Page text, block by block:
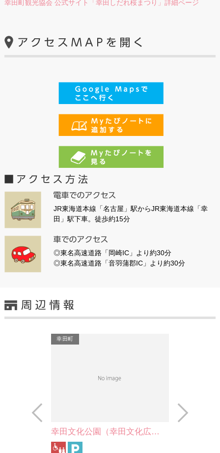
幸田町観光協会 公式サイト「幸田しだれ桜まつり」詳細ページ
JR東海道本線「名古屋」駅からJR東海道本線「幸
田」駅下車。徒歩約15分
◎東名高速道路「岡崎IC」より約30分
◎東名高速道路「音羽蒲郡IC」より約30分
幸田町
幸田文化公園（幸田文化広…